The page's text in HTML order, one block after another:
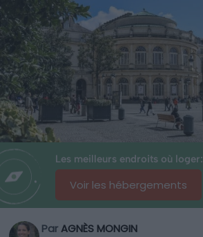
Les meilleurs endroits où loger:
Voir les hébergements
ParAGNÈS MONGIN